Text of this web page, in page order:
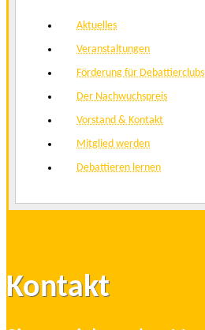
Aktuelles
Veranstaltungen
Förderung für Debattierclubs
Der Nachwuchspreis
Vorstand & Kontakt
Mitglied werden
Debattieren lernen
Kontakt